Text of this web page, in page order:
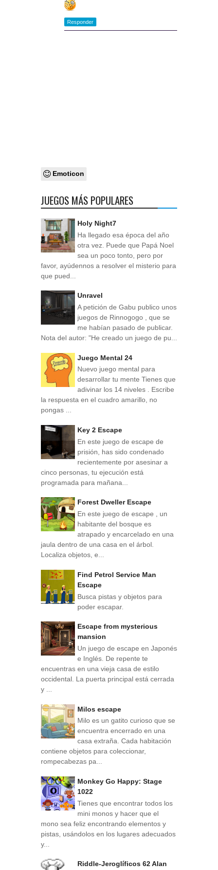
Responder
Emoticon
JUEGOS MÁS POPULARES
Holy Night7
Ha llegado esa época del año
otra vez. Puede que Papá Noel
sea un poco tonto, pero por
favor, ayúdennos a resolver el misterio para
que pued...
Unravel
A petición de Gabu publico unos
juegos de Rinnogogo , que se
me habían pasado de publicar.
Nota del autor: "He creado un juego de pu...
Juego Mental 24
Nuevo juego mental para
desarrollar tu mente Tienes que
adivinar los 14 niveles . Escribe
la respuesta en el cuadro amarillo, no
pongas ...
Key 2 Escape
En este juego de escape de
prisión, has sido condenado
recientemente por asesinar a
cinco personas, tu ejecución está
programada para mañana...
Forest Dweller Escape
En este juego de escape , un
habitante del bosque es
atrapado y encarcelado en una
jaula dentro de una casa en el árbol.
Localiza objetos, e...
Find Petrol Service Man
Escape
Busca pistas y objetos para
poder escapar.
Escape from mysterious
mansion
Un juego de escape en Japonés
e Inglés. De repente te
encuentras en una vieja casa de estilo
occidental. La puerta principal está cerrada
y ...
Milos escape
Milo es un gatito curioso que se
encuentra encerrado en una
casa extraña. Cada habitación
contiene objetos para coleccionar,
rompecabezas pa...
Monkey Go Happy: Stage
1022
Tienes que encontrar todos los
mini monos y hacer que el
mono sea feliz encontrando elementos y
pistas, usándolos en los lugares adecuados
y...
Riddle-Jeroglíficos 62 Alan